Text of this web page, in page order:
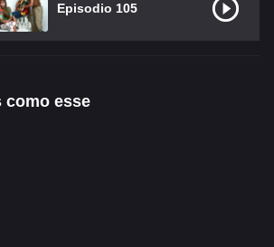
Episodio 105
como esse